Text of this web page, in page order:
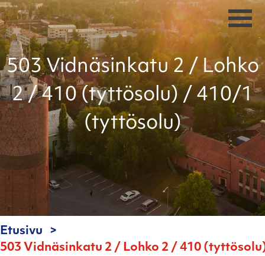
503 Vidnäsinkatu 2 / Lohko
2 / 410 (tyttösolu) / 410/1
(tyttösolu)
Etusivu
503 Vidnäsinkatu 2 / Lohko 2 / 410